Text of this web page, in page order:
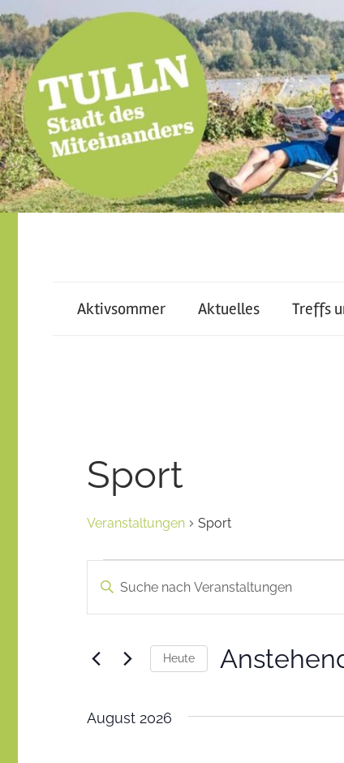
Skip
to
content
Miteinanders
Aktivsommer Aktuelles Treffs
Sport
Veranstaltungen Sport
Veranstaltungen
Veranstaltungen
Such-
Ansichtennavigation
Geben
Schlüsselwort.
Veranstaltungen
Heute
August 2026